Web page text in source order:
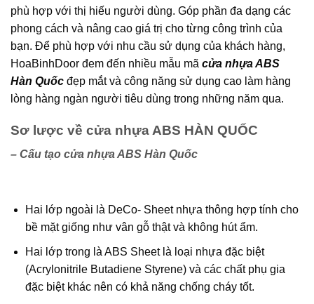
phù hợp với thị hiếu người dùng. Góp phần đa dạng các
phong cách và nâng cao giá trị cho từng công trình của
bạn. Để phù hợp với nhu cầu sử dụng của khách hàng,
HoaBinhDoor đem đến nhiều mẫu mã cửa nhựa ABS
Hàn Quốc đẹp mắt và công năng sử dụng cao làm hàng
lòng hàng ngàn người tiêu dùng trong những năm qua.
Sơ lược về cửa nhựa ABS HÀN QUỐC
– Cấu tạo cửa nhựa ABS Hàn Quốc
Hai lớp ngoài là DeCo- Sheet nhựa thông hợp tính cho
bề mặt giống như vân gỗ thật và không hút ẩm.
Hai lớp trong là ABS Sheet là loại nhựa đặc biệt
(Acrylonitrile Butadiene Styrene) và các chất phụ gia
đặc biệt khác nên có khả năng chống cháy tốt.